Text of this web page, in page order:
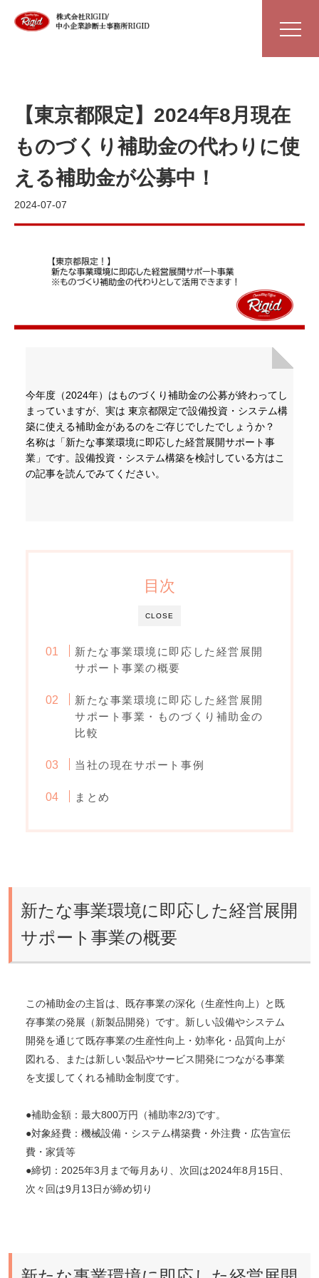
【東京都限定】2024年8月現在
ものづくり補助金の代わりに使
える補助金が公募中！
2024-07-07
今年度（2024年）はものづくり補助金の公募が終わってし
まっていますが、実は 東京都限定で設備投資・システム構
築に使える補助金があるのをご存じでしたでしょうか？
名称は「新たな事業環境に即応した経営展開サポート事
業」です。設備投資・システム構築を検討している方はこ
の記事を読んでみてください。
CLOSE
目次
新たな事業環境に即応した経営展開
サポート事業の概要
新たな事業環境に即応した経営展開
サポート事業・ものづくり補助金の
比較
当社の現在サポート事例
まとめ
新たな事業環境に即応した経営展開
サポート事業の概要
この補助金の主旨は、既存事業の深化（生産性向上）と既
存事業の発展（新製品開発）です。新しい設備やシステム
開発を通じて既存事業の生産性向上・効率化・品質向上が
図れる、または新しい製品やサービス開発につながる事業
を支援してくれる補助金制度です。
●補助金額：最大800万円（補助率2/3)です。
●対象経費：機械設備・システム構築費・外注費・広告宣伝
費・家賃等
●締切：2025年3月まで毎月あり、次回は2024年8月15日、
次々回は9月13日が締め切り